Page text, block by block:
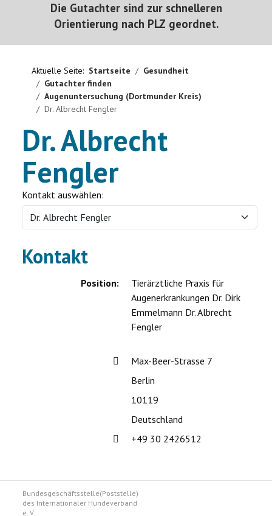
Ratgeber
Service
Termine
Neues
Die Gutachter sind zur schnelleren
Orientierung nach PLZ geordnet.
Aktuelle Seite: Startseite
Gesundheit
Gutachter finden
Augenuntersuchung (Dortmunder Kreis)
Dr. Albrecht Fengler
Dr. Albrecht
Fengler
Kontakt auswählen:
Kontakt
Position:
Tierärztliche Praxis für
Augenerkrankungen Dr. Dirk
Emmelmann Dr. Albrecht
Fengler
Adresse:
Max-Beer-Strasse 7
Berlin
10119
Deutschland
Telefon:
+49 30 2426512
Bundesgeschäftsstelle(Poststelle)
des Internationaler Hundeverband
e. V.